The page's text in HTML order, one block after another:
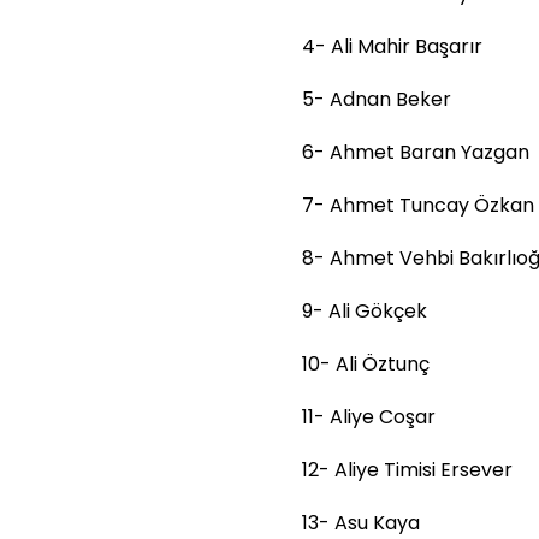
4- Ali Mahir Başarır
5- Adnan Beker
6- Ahmet Baran Yazgan
7- Ahmet Tuncay Özkan
8- Ahmet Vehbi
9- Ali Gökçek
10- Ali Öztunç
11- Aliye Coşar
12- Aliye Timisi Ersever
13- Asu Kaya